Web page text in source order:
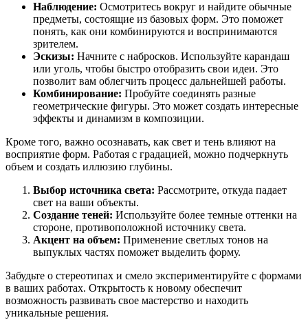
Наблюдение: Осмотритесь вокруг и найдите обычные
предметы, состоящие из базовых форм. Это поможет
понять, как они комбинируются и воспринимаются
зрителем.
Эскизы: Начните с набросков. Используйте карандаш
или уголь, чтобы быстро отобразить свои идеи. Это
позволит вам облегчить процесс дальнейшей работы.
Комбинирование: Пробуйте соединять разные
геометрические фигуры. Это может создать интересные
эффекты и динамизм в композиции.
Кроме того, важно осознавать, как свет и тень влияют на
восприятие форм. Работая с градацией, можно подчеркнуть
объем и создать иллюзию глубины.
Выбор источника света: Рассмотрите, откуда падает
свет на ваши объекты.
Создание теней: Используйте более темные оттенки на
стороне, противоположной источнику света.
Акцент на объем: Применение светлых тонов на
выпуклых частях поможет выделить форму.
Забудьте о стереотипах и смело экспериментируйте с формами
в ваших работах. Открытость к новому обеспечит
возможность развивать свое мастерство и находить
уникальные решения.